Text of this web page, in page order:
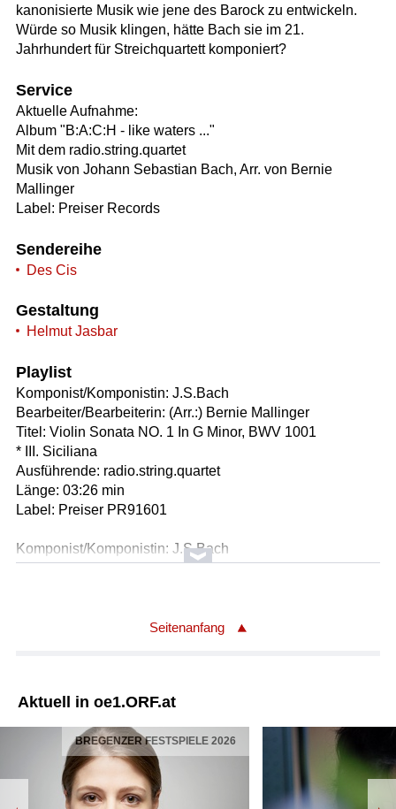
kanonisierte Musik wie jene des Barock zu entwickeln.
Würde so Musik klingen, hätte Bach sie im 21.
Jahrhundert für Streichquartett komponiert?
Service
Aktuelle Aufnahme:
Album "B:A:C:H - like waters ..."
Mit dem radio.string.quartet
Musik von Johann Sebastian Bach, Arr. von Bernie
Mallinger
Label: Preiser Records
Sendereihe
Des Cis
Gestaltung
Helmut Jasbar
Playlist
Komponist/Komponistin: J.S.Bach
Bearbeiter/Bearbeiterin: (Arr.:) Bernie Mallinger
Titel: Violin Sonata NO. 1 In G Minor, BWV 1001
* III. Siciliana
Ausführende: radio.string.quartet
Länge: 03:26 min
Label: Preiser PR91601
Komponist/Komponistin: J.S.Bach
Bearbeiter/Bearbeiterin: (Arr.:) Bernie Mallinger
Ausführende: radio.string.quartet
Komponist/Komponistin: J.S.Bach
Titel: Sonata #1 In G Minor For Solo Violin, BWV 1001
Ausführende: Arthur Grumiaux
Länge: 05:15 min
Label: Decca
Seitenanfang
Aktuell in oe1.ORF.at
BREGENZER FESTSPIELE 2026